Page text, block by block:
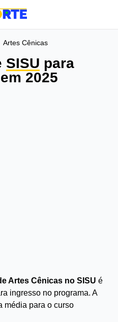
Artes Cênicas
SISU para
em 2025
Artes Cênicas no SISU é
ingresso no programa. A
média para o curso